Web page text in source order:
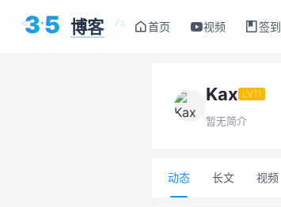
< />
35 博客 首页 视频 签到
Kax LV11
暂无简介
动态 长文 视频